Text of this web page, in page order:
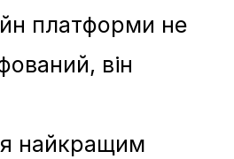
платформи не
він
найкращим